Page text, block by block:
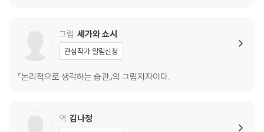
7 목표를 정할 때 도움이 되는 ‘SMART 법칙’
8 ‘PDCA’를 이용해 목표를 달성해 보자
9 ‘HOW 트리’로 해결책을 찾아보자
10 생각만 하면 안 돼! 행동이 중요해
제5장 일상생활에서 논리적 사고를 단련해 보자
1 잘 모를 때는 생각만 하지 말고 조사해 보자
그림 세가와 쇼시
관심작가 알림신청
『논리적으로 생각하는 습관』의 그림저자이다.
역 김나정